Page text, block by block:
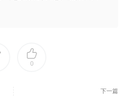
0
下一篇